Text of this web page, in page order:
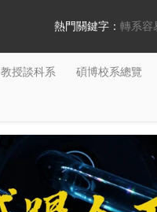
熱門關鍵字： 轉系容
教授談科系 碩博校系總覽